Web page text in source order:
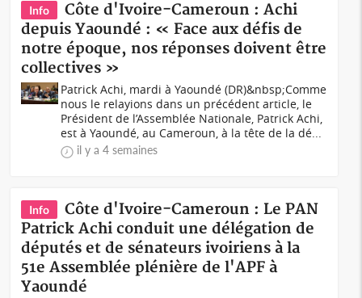
Info
Côte d'Ivoire-Cameroun : Achi
depuis Yaoundé : « Face aux défis de
notre époque, nos réponses doivent être
collectives »
Patrick Achi, mardi à Yaoundé (DR)&nbsp;Comme
nous le relayions dans un précédent article, le
Président de l’Assemblée Nationale, Patrick Achi,
est à Yaoundé, au Cameroun, à la tête de la dé...
il y a 4 semaines
Info
Côte d'Ivoire-Cameroun : Le PAN
Patrick Achi conduit une délégation de
députés et de sénateurs ivoiriens à la
51e Assemblée plénière de l'APF à
Yaoundé